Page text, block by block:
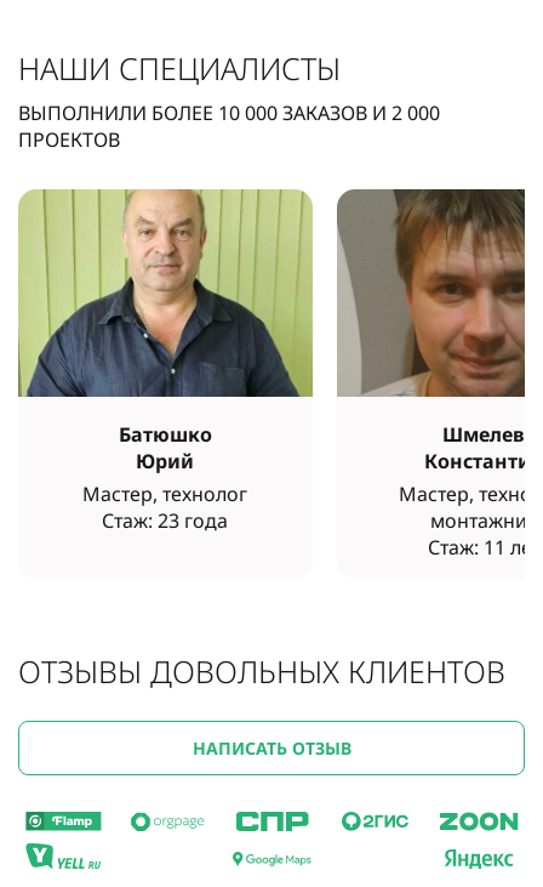
НАШИ СПЕЦИАЛИСТЫ
ВЫПОЛНИЛИ БОЛЕЕ 10 000ЗАКАЗОВ И 2 000
ПРОЕКТОВ
Батюшко
Юрий
Мастер, технолог
Стаж: 23 года
Шмелев
Константин
Мастер,
монтажник
Стаж: 11 лет
ОТЗЫВЫ ДОВОЛЬНЫХ КЛИЕНТОВ
НАПИСАТЬ ОТЗЫВ